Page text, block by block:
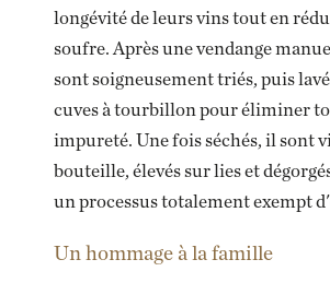
longévité de leurs vins tout en
soufre. Après une vendange
sont soigneusement triés, puis
cuves à tourbillon pour éliminer
impureté. Une fois séchés, il sont
bouteille, élevés sur lies et
un processus totalement exempt
Un hommage à la famille